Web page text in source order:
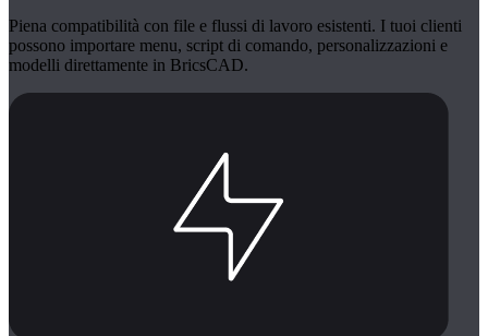
Piena compatibilità con file e flussi di lavoro esistenti. I tuoi clienti
possono importare menu, script di comando, personalizzazioni e
modelli direttamente in BricsCAD.